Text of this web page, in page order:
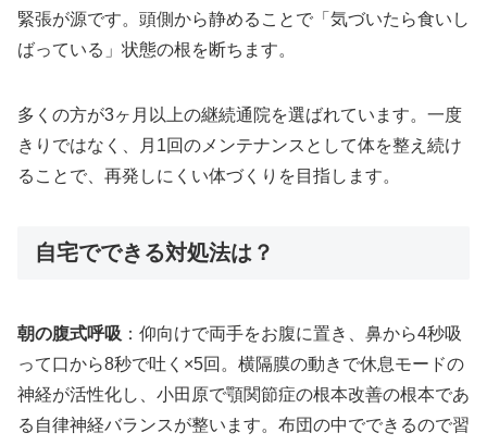
緊張が源です。頭側から静めることで「気づいたら食いし
ばっている」状態の根を断ちます。
多くの方が3ヶ月以上の継続通院を選ばれています。一度
きりではなく、月1回のメンテナンスとして体を整え続け
ることで、再発しにくい体づくりを目指します。
自宅でできる対処法は？
朝の腹式呼吸 ：仰向けで両手をお腹に置き、鼻から4秒吸
って口から8秒で吐く×5回。横隔膜の動きで休息モードの
神経が活性化し、小田原で顎関節症の根本改善の根本であ
る自律神経バランスが整います。布団の中でできるので習